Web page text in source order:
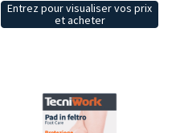
Entrez pour visualiser vos prix
et acheter